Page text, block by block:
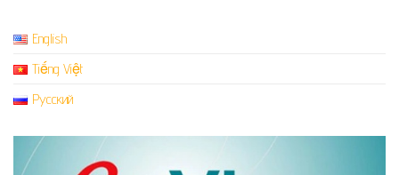
English
Tiếng Việt
Русский